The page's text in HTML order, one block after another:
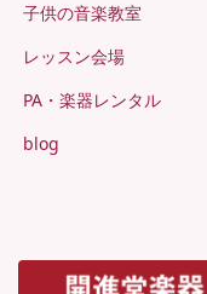
子供の音楽教室
レッスン会場
PA・楽器レンタル
blog